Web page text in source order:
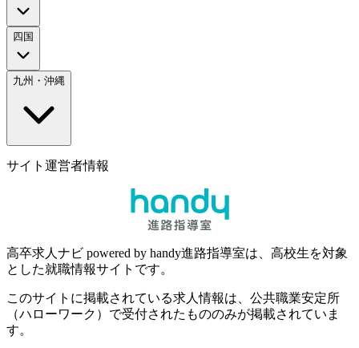
四国
九州・沖縄
サイト運営者情報
高卒求人ナビ powered by handy進路指導室は、高校生を対象
とした就職情報サイトです。
このサイトに掲載されている求人情報は、公共職業安定所
（ハローワーク）で受付されたもののみが掲載されていま
す。